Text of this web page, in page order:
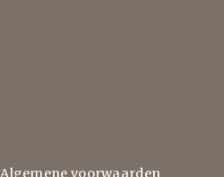
Algemene voorwaarden